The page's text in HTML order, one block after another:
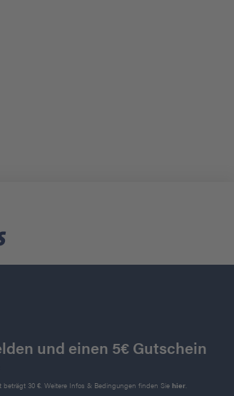
und einen 5€ Gutschein
30 €. Weitere Infos & Bedingungen finden Sie hier.